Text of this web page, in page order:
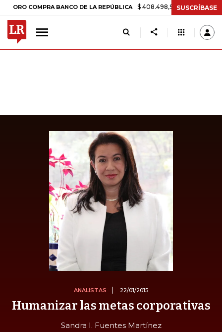
COMPRA BANCO DE LA REPÚBLICA $ 408.498,97 +$ 8.753,81 +2,19%
SUSCRÍBASE
ANALISTAS 22/01/2015
Humanizar las metas corporativas
Sandra I. Fuentes Martínez